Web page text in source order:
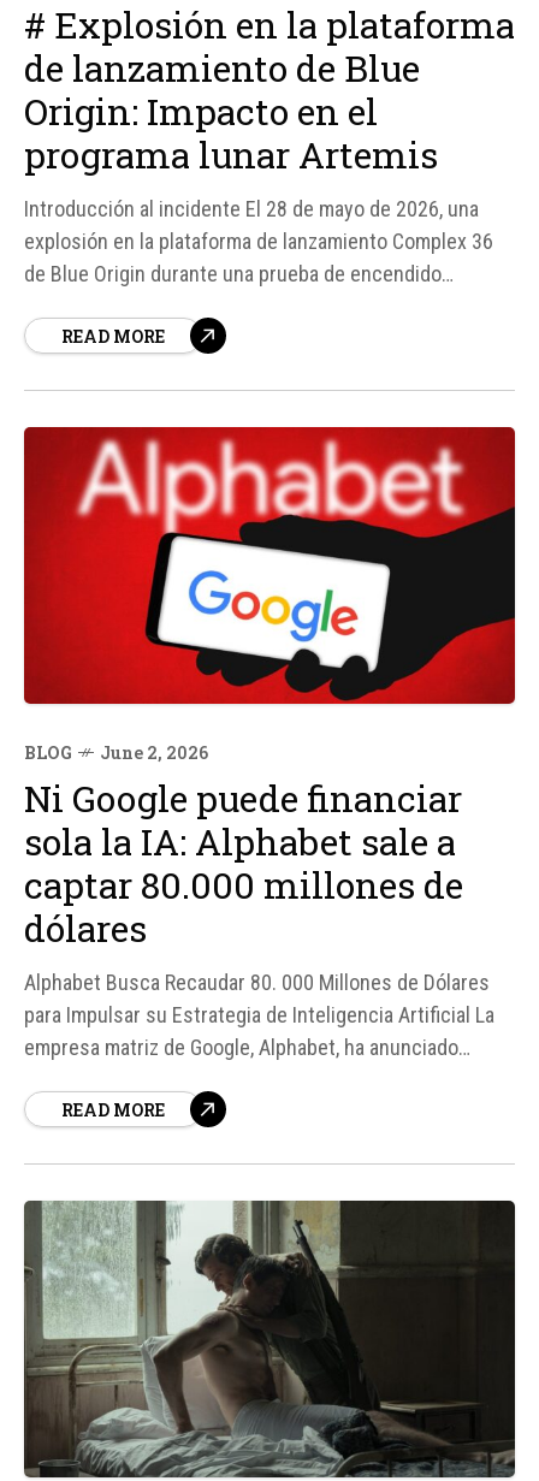
# Explosión en la plataforma
de lanzamiento de Blue
Origin: Impacto en el
programa lunar Artemis
Introducción al incidente El 28 de mayo de 2026, una
explosión en la plataforma de lanzamiento Complex 36
de Blue Origin durante una prueba de encendido
significativo en los planes de la compañía y en el
READ MORE
BLOG June 2, 2026
Ni Google puede financiar
sola la IA: Alphabet sale a
captar 80.000 millones de
dólares
Alphabet Busca Recaudar 80. 000 Millones de Dólares
para Impulsar su Estrategia de Inteligencia Artificial La
empresa matriz de Google, Alphabet, ha anunciado
dólares a través de la venta de participaciones para
READ MORE